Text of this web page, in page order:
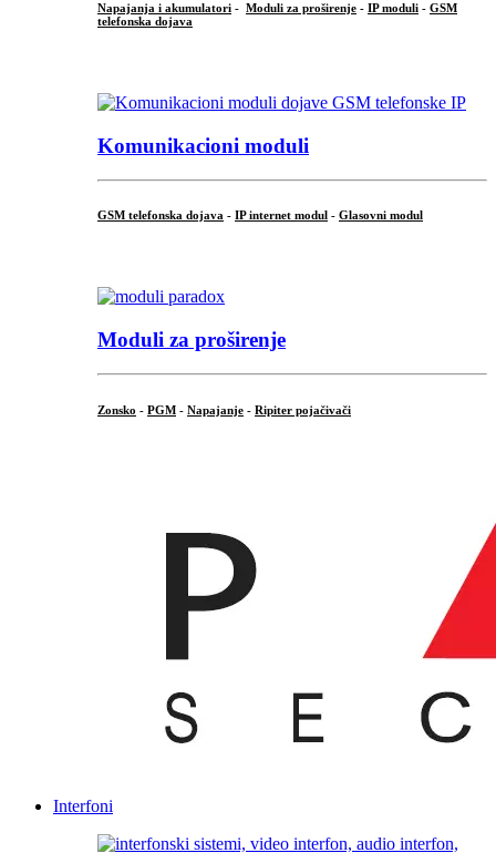
Napajanja i akumulatori - Moduli za proširenje - IP moduli - GSM
telefonska dojava
Komunikacioni moduli
GSM telefonska dojava - IP internet modul - Glasovni modul
Moduli za proširenje
Zonsko - PGM - Napajanje - Ripiter pojačivači
Interfoni